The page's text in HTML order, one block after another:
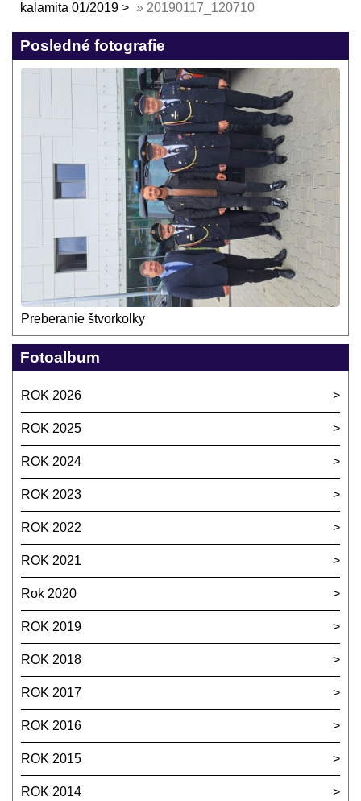
kalamita 01/2019
» 20190117_120710
Posledné fotografie
Preberanie štvorkolky
Fotoalbum
ROK 2026
ROK 2025
ROK 2024
ROK 2023
ROK 2022
ROK 2021
Rok 2020
ROK 2019
ROK 2018
ROK 2017
ROK 2016
ROK 2015
ROK 2014